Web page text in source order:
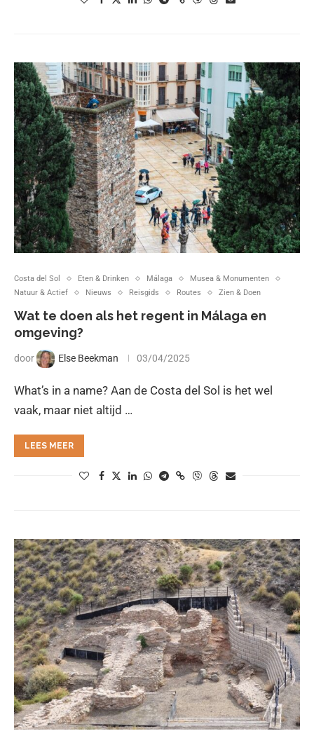
Costa del Sol Eten & Drinken Málaga
Musea & Monumenten
Natuur & Actief
Nieuws Reisgids Routes Zien & Doen
Wat te doen als het regent in Málaga en
omgeving?
door Else Beekman 03/04/2025
What’s in a name? Aan de Costa del Sol is het wel
vaak, maar niet altijd …
LEES MEER